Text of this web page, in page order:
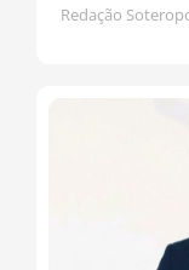
Redação